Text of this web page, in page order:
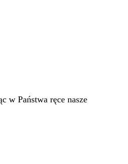
w Państwa ręce nasze